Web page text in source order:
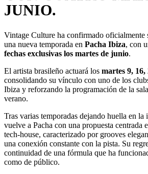
JUNIO.
Vintage Culture ha confirmado oficialmente
una nueva temporada en Pacha Ibiza, con
fechas exclusivas los martes de junio.
El artista brasileño actuará los martes 9,
consolidando su vínculo con uno de los
Ibiza y reforzando la programación de la
verano.
Tras varias temporadas dejando huella en
vuelve a Pacha con una propuesta centrada
tech-house, caracterizado por grooves
una conexión constante con la pista. Su
continuidad de una fórmula que ha
como de público.